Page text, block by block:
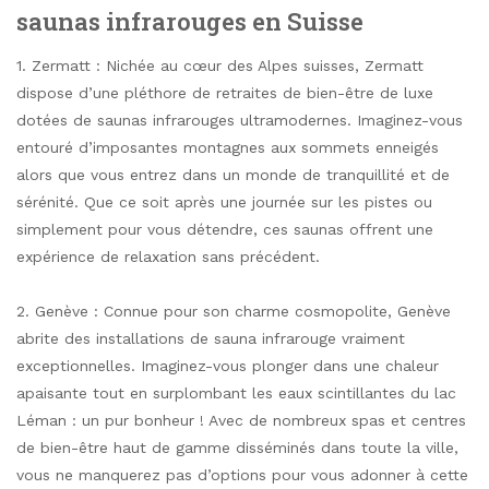
saunas infrarouges en Suisse
1. Zermatt : Nichée au cœur des Alpes suisses, Zermatt
dispose d’une pléthore de retraites de bien-être de luxe
dotées de saunas infrarouges ultramodernes. Imaginez-vous
entouré d’imposantes montagnes aux sommets enneigés
alors que vous entrez dans un monde de tranquillité et de
sérénité. Que ce soit après une journée sur les pistes ou
simplement pour vous détendre, ces saunas offrent une
expérience de relaxation sans précédent.
2. Genève : Connue pour son charme cosmopolite, Genève
abrite des installations de sauna infrarouge vraiment
exceptionnelles. Imaginez-vous plonger dans une chaleur
apaisante tout en surplombant les eaux scintillantes du lac
Léman : un pur bonheur ! Avec de nombreux spas et centres
de bien-être haut de gamme disséminés dans toute la ville,
vous ne manquerez pas d’options pour vous adonner à cette